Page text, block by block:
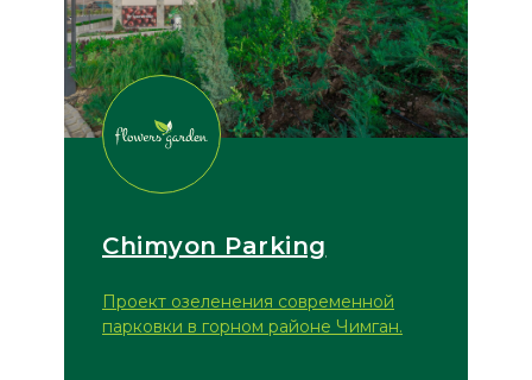
Chimyon Parking
Проект озеленения современной
парковки в горном районе Чимган.